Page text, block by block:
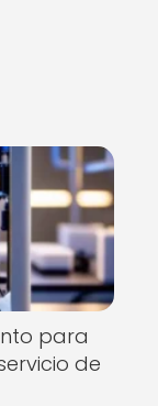
para
de